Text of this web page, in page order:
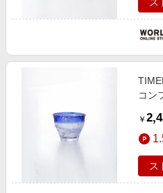
コン
￥
ス